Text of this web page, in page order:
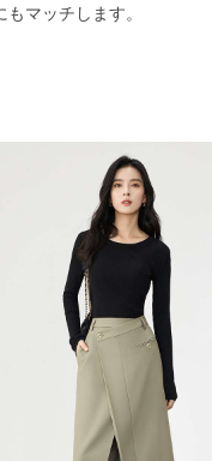
マッチします。